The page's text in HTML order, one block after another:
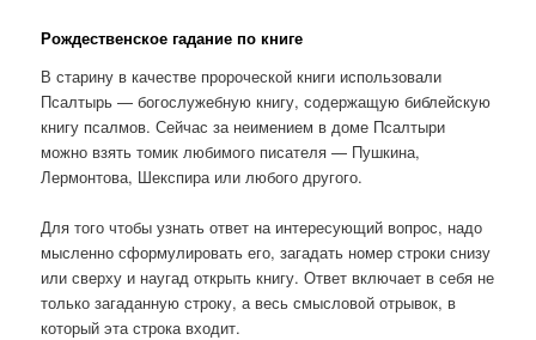
Рождественское гадание по книге
В старину в качестве пророческой книги использовали
Псалтырь — богослужебную книгу, содержащую библейскую
книгу псалмов. Сейчас за неимением в доме Псалтыри
можно взять томик любимого писателя — Пушкина,
Лермонтова, Шекспира или любого другого.
Для того чтобы узнать ответ на интересующий вопрос, надо
мысленно сформулировать его, загадать номер строки снизу
или сверху и наугад открыть книгу. Ответ включает в себя не
только загаданную строку, а весь смысловой отрывок, в
который эта строка входит.